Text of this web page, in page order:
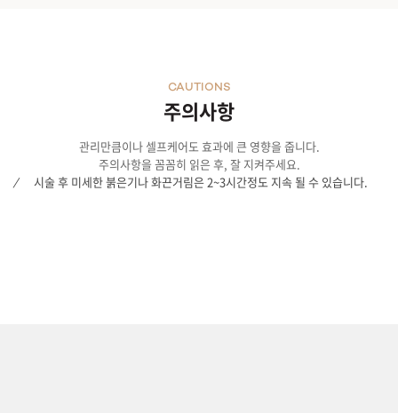
주의사항
CAUTIONS
관리만큼이나 셀프케어도 효과에 큰 영향을 줍니다.
주의사항을 꼼꼼히 읽은 후, 잘 지켜주세요.
시술 후 미세한 붉은기나 화끈거림은 2~3시간정도 지속 될 수 있습니다.